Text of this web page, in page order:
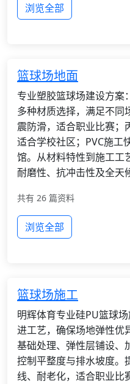
浏览全部
篮球场地面
专业塑胶篮球场建设方案
多种材质选择，满足不同
震防滑，适合职业比赛；
适合学校社区；PVC施工
馆。从材料特性到施工工
耐磨性、抗冲击性及全天
共有 26 篇资料
浏览全部
篮球场施工
明辉体育专业硅PU篮球
进工艺，确保场地弹性优
基础处理、弹性层铺设、
控制平整度与排水坡度。
线、耐老化，适合职业比